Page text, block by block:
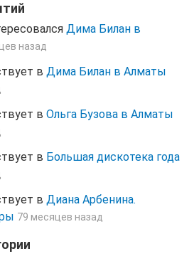
Дима Билан в
назад
в Дима Билан в Алматы
в Ольга Бузова в Алматы
в Большая дискотека года
в Диана Арбенина.
79 месяцев назад